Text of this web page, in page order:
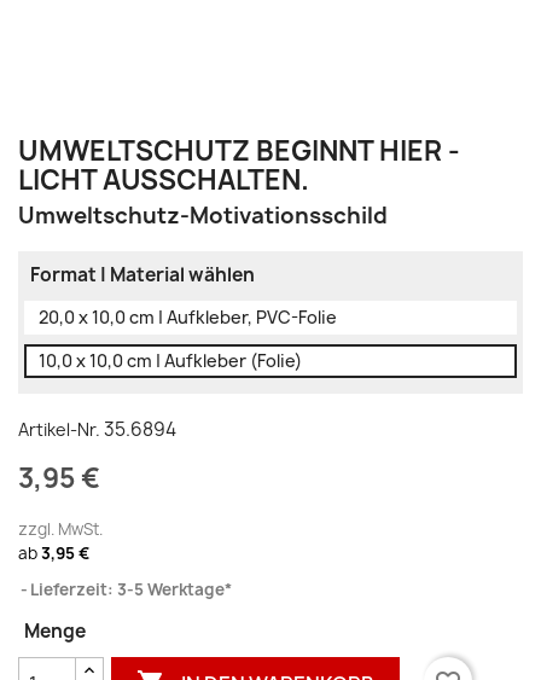
UMWELTSCHUTZ BEGINNT HIER -
LICHT AUSSCHALTEN.
Umweltschutz-Motivationsschild
Format | Material wählen
20,0 x 10,0 cm | Aufkleber, PVC-Folie
10,0 x 10,0 cm | Aufkleber (Folie)
Artikel-Nr. 35.6894
3,95 €
zzgl. MwSt.
ab3,95 €
Lieferzeit: 3-5 Werktage*
Menge